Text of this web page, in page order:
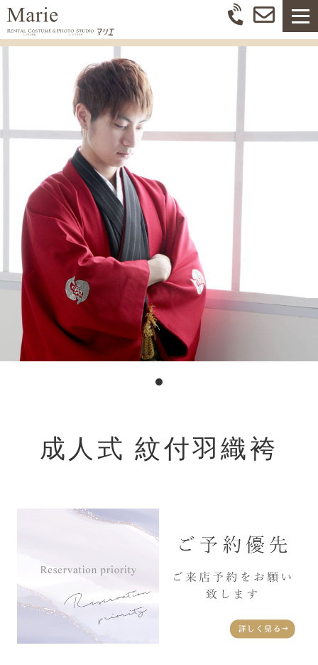
成人式 紋付羽織袴